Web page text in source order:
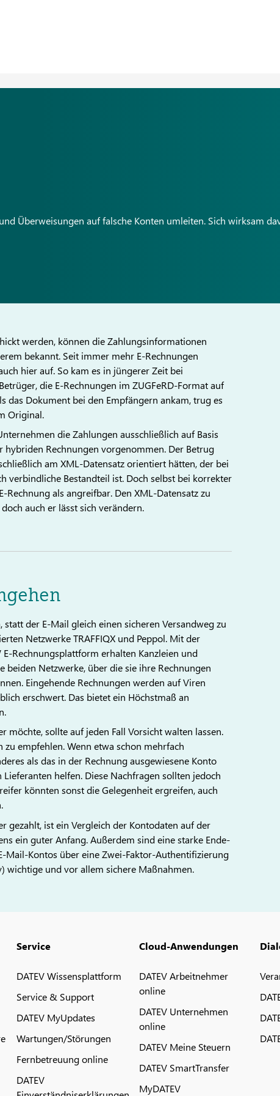
Überweisungen auf falsche Konten umleiten. Sich wirksam
werden, können die Zahlungsinformationen
bekannt. Seit immer mehr E-Rechnungen
hier auf. So kam es in jüngerer Zeit bei
die E-Rechnungen im ZUGFeRD-Format auf
das Dokument bei den Empfängern ankam, trug es
Original.
die Zahlungen ausschließlich auf Basis
hybriden Rechnungen vorgenommen. Der Betrug
am XML-Datensatz orientiert hätten, der bei
verbindliche Bestandteil ist. Doch selbst bei korrekter
als angreifbar. Den XML-Datensatz zu
auch er lässt sich verändern.
der E-Mail gleich einen sicheren Versandweg zu
Netzwerke TRAFFIQX und Peppol. Mit der
Rechnungsplattform erhalten Kanzleien und
Netzwerke, über die sie ihre Rechnungen
Eingehende Rechnungen werden auf Viren
erschwert. Das bietet ein Höchstmaß an
möchte, sollte auf jeden Fall Vorsicht walten lassen.
empfehlen. Wenn etwa schon mehrfach
als das in der Rechnung ausgewiesene Konto
helfen. Diese Nachfragen sollten jedoch
könnten sonst die Gelegenheit ergreifen, auch
gezahlt, ist ein Vergleich der Kontodaten auf der
ein guter Anfang. Außerdem sind eine starke Ende-
Mail-Kontos über eine Zwei-Faktor-Authentifizierung
wichtige und vor allem sichere Maßnahmen.
Service
DATEV Wissensplattform
Service & Support
DATEV MyUpdates
Wartungen/Störungen
Fernbetreuung online
DATEV
Cloud-Anwendungen
DATEV Arbeitnehmer
online
DATEV Unternehmen
online
DATEV Meine Steuern
DATEV SmartTransfer
MyDATEV